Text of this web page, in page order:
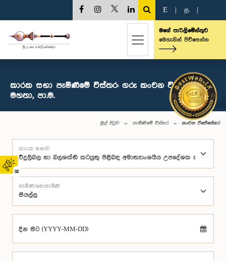
02
E த
මගේ පාර්ලිමේන්තුව
මෙතැනින් පිවිසෙන්න
කාරක සභා පැමිණීමේ විස්තර: ගරු කංචන විජේසේකර
මහතා, පා.ම.
මුල් පිටුව පැමිණීමේ විස්තර කංචන විජේසේකර
කාරක සභාව
පැමිණි/නොපැමිණි
දින සිට (YYYY-MM-DD)